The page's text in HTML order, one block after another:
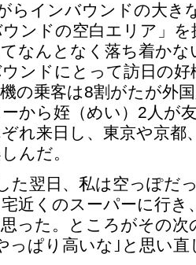
らインバウンドの大き
ンドの空白エリア」
なんとなく落ち着か
ンドにとって訪日の
の乗客は8割がたが外
から姪（めい）2人が
れ来日し、東京や京都
んだ。
た翌日、私は空っぽだ
近くのスーパーに行き
った。ところがその
っぱり高いな｣と思い直